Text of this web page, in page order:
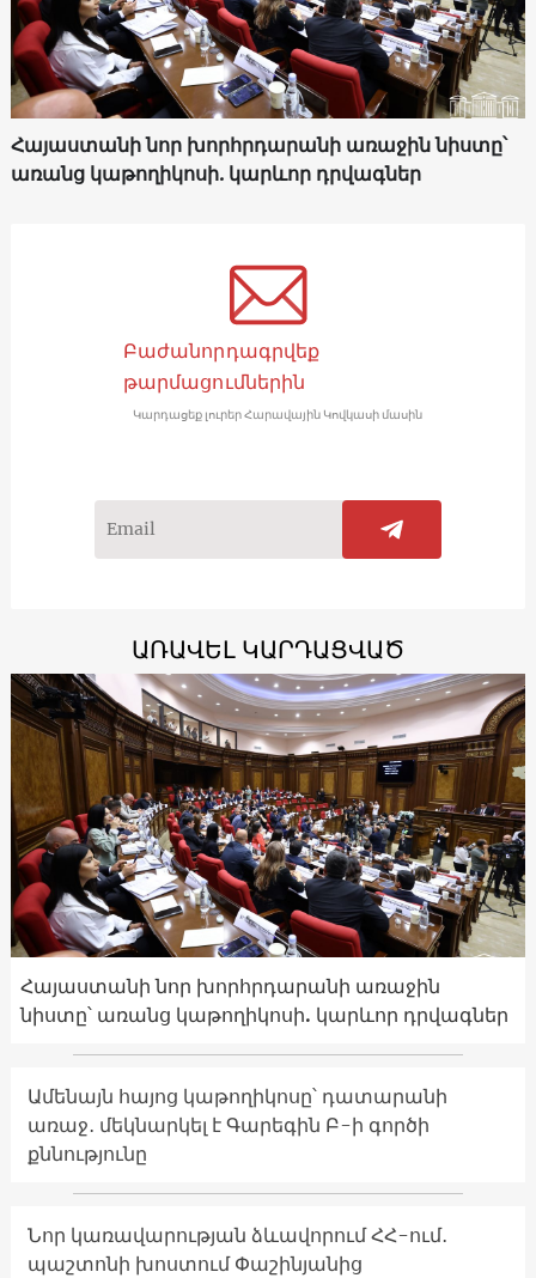
Հայաստանի նոր խորհրդարանի առաջին նիստը՝
առանց կաթողիկոսի. կարևոր դրվագներ
Բաժանորդագրվեք
թարմացումներին
Կարդացեք լուրեր Հարավային Կովկասի մասին
ԱՌԱՎԵԼ ԿԱՐԴԱՑՎԱԾ
Հայաստանի նոր խորհրդարանի առաջին
նիստը՝ առանց կաթողիկոսի. կարևոր դրվագներ
Ամենայն հայոց կաթողիկոսը՝ դատարանի
առաջ․ մեկնարկել է Գարեգին Բ-ի գործի
քննությունը
Նոր կառավարության ձևավորում ՀՀ-ում․
պաշտոնի խոստում Փաշինյանից